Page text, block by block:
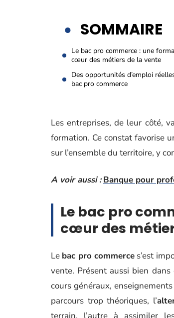
SOMMAIRE
Le bac pro commerce : une
cœur des métiers de la vente
Des opportunités d’emploi
bac pro commerce
Les entreprises, de leur côté,
formation. Ce constat favorise
sur l’ensemble du territoire, y
A voir aussi : Banque pour
Le bac pro
cœur des
Le bac pro commerces’est
vente. Présent aussi bien dans
cours généraux,
parcours trop théoriques, l’